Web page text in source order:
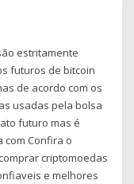
estritamente
futuros de bitcoin
de acordo com os
usadas pela bolsa
futuro mas é
com Confira o
criptomoedas
e melhores